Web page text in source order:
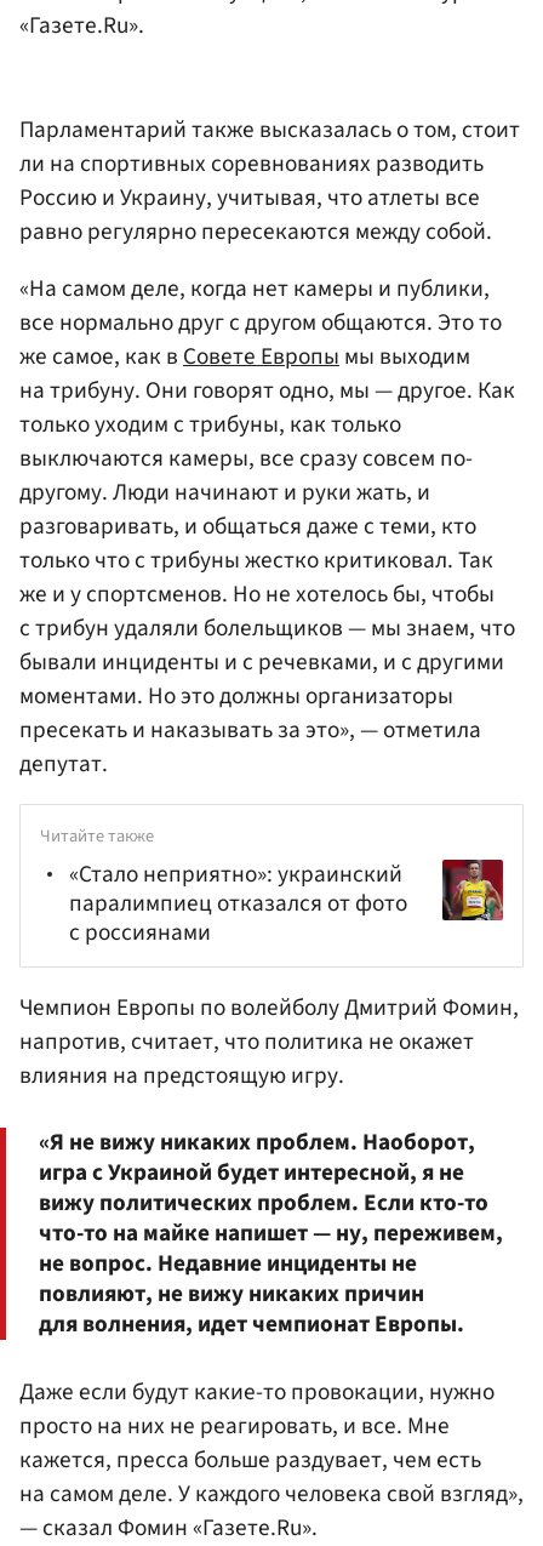
«Газете.Ru».
Парламентарий также высказалась о том, стоит
ли на спортивных соревнованиях разводить
Россию и Украину, учитывая, что атлеты все
равно регулярно пересекаются между собой.
«На самом деле, когда нет камеры и публики,
все нормально друг с другом общаются. Это то
же самое, как вСовете Европымы выходим
на трибуну. Они говорят одно, мы — другое. Как
только уходим с трибуны, как только
выключаются камеры, все сразу совсем по-
другому. Люди начинают и руки жать, и
разговаривать, и общаться даже с теми, кто
только что с трибуны жестко критиковал. Так
же и у спортсменов. Но не хотелось бы, чтобы
с трибун удаляли болельщиков — мы знаем, что
бывали инциденты и с речевками, и с другими
моментами. Но это должны организаторы
пресекать и наказывать за это», — отметила
депутат.
Читайте также
«Стало неприятно»: украинский
паралимпиец отказался от фото
с россиянами
Чемпион Европы по волейболуДмитрий Фомин,
напротив, считает, что политика не окажет
влияния на предстоящую игру.
«Я не вижу никаких проблем. Наоборот,
игра с Украиной будет интересной, я не
вижу политических проблем. Если кто-то
что-то на майке напишет — ну, переживем,
не вопрос. Недавние инциденты не
повлияют, не вижу никаких причин
для волнения, идет чемпионат Европы.
Даже если будут какие-то провокации, нужно
просто на них не реагировать, и все. Мне
кажется, пресса больше раздувает, чем есть
на самом деле. У каждого человека свой взгляд»,
— сказал Фомин «Газете.Ru».